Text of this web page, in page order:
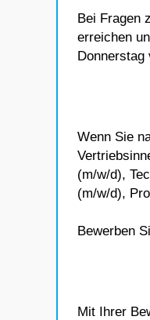
Bei Fragen
erreichen
Donnerstag
Wenn Sie
(m/w/d),
(m/w/d),
Bewerben
Mit Ihrer